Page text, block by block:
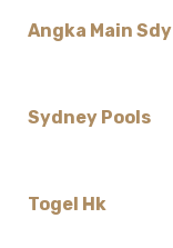
Angka Main Sdy
Sydney Pools
Togel Hk